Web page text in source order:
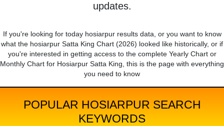
updates.
If you're looking for today hosiarpur results data, or you want to know
what the hosiarpur Satta King Chart (2026) looked like historically, or if
you're interested in getting access to the complete Yearly Chart or
Monthly Chart for Hosiarpur Satta King, this is the page with everything
you need to know
POPULAR HOSIARPUR SEARCH
KEYWORDS